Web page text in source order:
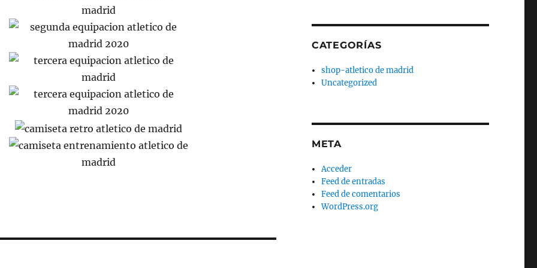
CATEGORÍAS
shop-atletico de madrid
Uncategorized
META
Acceder
Feed de entradas
Feed de comentarios
WordPress.org